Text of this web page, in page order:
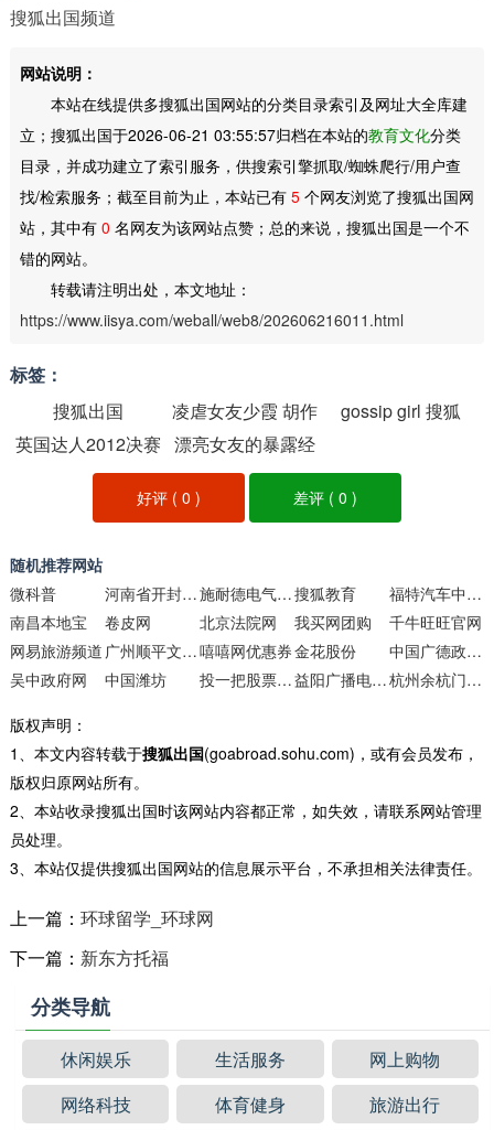
搜狐出国频道
网站说明：
本站在线提供多搜狐出国网站的分类目录索引及网址大全库建
立；搜狐出国于2026-06-21 03:55:57归档在本站的教育文化分类
目录，并成功建立了索引服务，供搜索引擎抓取/蜘蛛爬行/用户查
找/检索服务；截至目前为止，本站已有 5个网友浏览了搜狐出国网
站，其中有 0 名网友为该网站点赞；总的来说，搜狐出国是一个不
错的网站。
转载请注明出处，本文地址：
https://www.iisya.com/weball/web8/202606216011.html
标签：
搜狐出国
凌虐女友少霞 胡作
非
gossip girl 搜狐
英国达人2012决赛 漂亮女友的暴露经
历
好评 (0 ) 差评 ( 0 )
随机推荐网站
微科普
河南省开封高级中学 施耐德电气中国搜狐教育
福特汽车中国网站
南昌本地宝
卷皮网 北京法院网 我买网团购
千牛旺旺官网
网易旅游频道
广州顺平文化传媒嘻嘻网优惠券金花股份
中国广德政府网
吴中政府网
中国潍坊 投一把股票行情网 益阳广播电视在线 杭州余杭门户网站
版权声明：
1、本文内容转载于搜狐出国(goabroad.sohu.com)，或有会员发布，
版权归原网站所有。
2、本站收录搜狐出国时该网站内容都正常，如失效，请联系网站管理
员处理。
3、本站仅提供搜狐出国网站的信息展示平台，不承担相关法律责任。
上一篇： 环球留学_环球网
下一篇： 新东方托福
分类导航
休闲娱乐 生活服务
网上购物
网络科技
体育健身
旅游出行